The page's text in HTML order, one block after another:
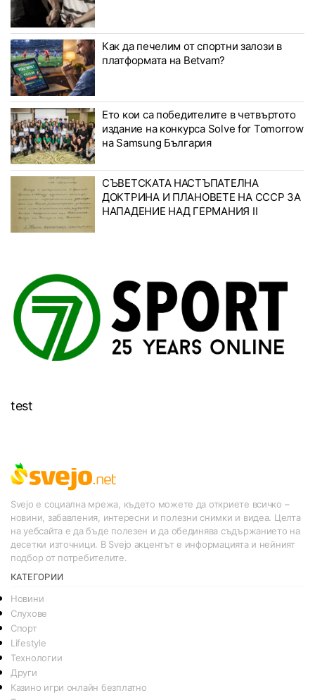
Как да печелим от спортни залози в
платформата на Betvam?
Ето кои са победителите в четвъртото
издание на конкурса Solve for Tomorrow
на Samsung България
СЪВЕТСКАТА НАСТЪПАТЕЛНА
ДОКТРИНА И ПЛАНОВЕТЕ НА СССР ЗА
НАПАДЕНИЕ НАД ГЕРМАНИЯ II
test
Svejo е социална мрежа, където можете да откриете всичко –
новини, забавления, интересни и полезни снимки и видеа. Целта
на уебсайта е да бъде полезен и да обединява съдържанието на
десетки източници. В Svejo акцентът е информацията и нейният
подбор от потребителите.
КАТЕГОРИИ
Новини
Слухове
Спорт
Lifestyle
Технологии
Други
Казино игри онлайн безплатно